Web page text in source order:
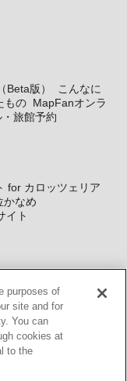
版）
こんなに
もの MapFanオンラ
旅館予約
for カロッツェリア
かなめ
イト
ト・システム向け地
DB 住所確認
Research
purposes of
site and for
You can
cookies at
to the